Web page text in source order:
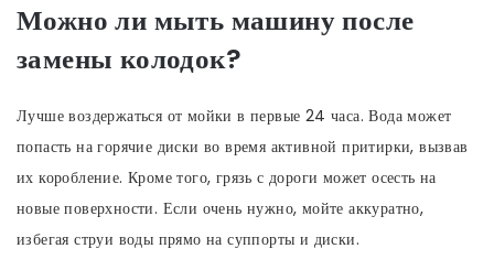
Можно ли мыть машину после
замены колодок?
Лучше воздержаться от мойки в первые 24 часа. Вода может
попасть на горячие диски во время активной притирки, вызвав
их коробление. Кроме того, грязь с дороги может осесть на
новые поверхности. Если очень нужно, мойте аккуратно,
избегая струи воды прямо на суппорты и диски.